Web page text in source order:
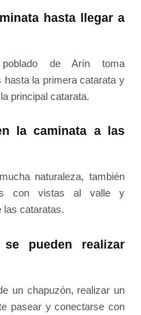
hasta llegar a
de Arín toma
hasta la primera catarata y
principal catarata.
la caminata a las
naturaleza, también
con vistas al valle y
las cataratas.
pueden realizar
un chapuzón, realizar un
pasear y conectarse con